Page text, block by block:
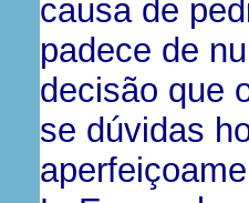
causa de
padece de
decisão que
se dúvidas